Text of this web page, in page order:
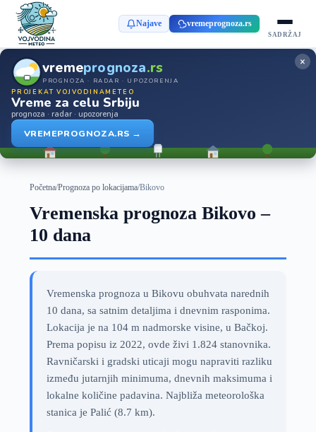
Najave vremeprognoza.rs
SADRŽAJ
vremeprognoza.rs
PROGNOZA · RADAR · UPOZORENJA
PROJEKAT VOJVODINAMETEO
Vreme za celu Srbiju
prognoza · radar · upozorenja
VREMEPROGNOZA.RS →
×
Početna/Prognoza po lokacijama/Bikovo
Vremenska prognoza Bikovo –
10 dana
Vremenska prognoza u Bikovu obuhvata narednih
10 dana, sa satnim detaljima i dnevnim rasponima.
Lokacija je na 104 m nadmorske visine, u Bačkoj.
Prema popisu iz 2022, ovde živi 1.824 stanovnika.
Ravničarski i gradski uticaji mogu napraviti razliku
između jutarnjih minimuma, dnevnih maksimuma i
lokalne količine padavina. Najbliža meteorološka
stanica je Palić (8.7 km).